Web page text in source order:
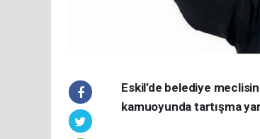
Eskil’de belediye
kamuoyunda tartışma